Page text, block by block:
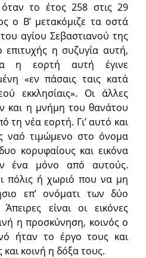
το έτος 258 στις 29
ο Β’ μετακόμιζε τα οστά
αγίου Σεβαστιανού της
η συζυγία αυτή,
η εορτή αυτή έγινε
«εν πάσαις ταις κατά
εκκλησίαις». Οι άλλες
και η μνήμη του θανάτου
τη νέα εορτή. Γι’ αυτό και
ναό τιμώμενο στο όνομα
κορυφαίους και εικόνα
ένα μόνο από αυτούς.
πόλις ή χωριό που να μη
επ’ ονόματι των δύο
είναι οι εικόνες
η προσκύνηση, κοινός ο
ήταν το έργο τους και
κοινή η δόξα τους.